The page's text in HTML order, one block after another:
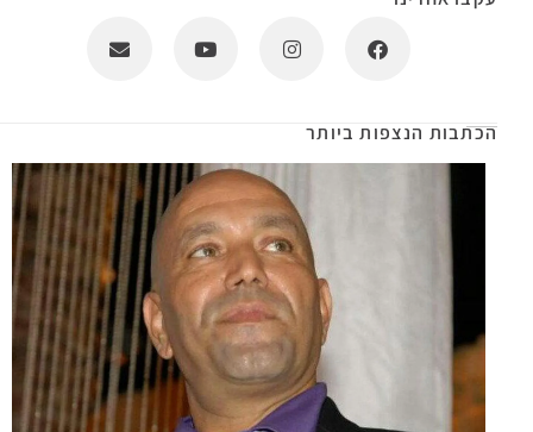
הכתבות הנצפות ביותר